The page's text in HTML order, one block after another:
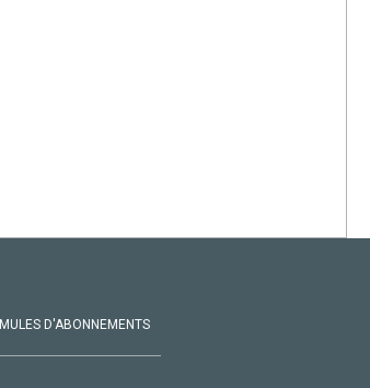
D'ABONNEMENTS